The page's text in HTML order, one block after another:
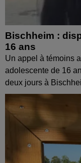
Bischheim :
16 ans
Un appel à témoins
adolescente de 16
deux jours à